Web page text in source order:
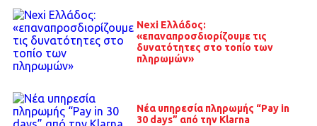
Nexi Ελλάδος:
«επαναπροσδιορίζουμε τις
δυνατότητες στο τοπίο των
πληρωμών»
Νέα υπηρεσία πληρωμής “Pay in
30 days” από την Klarna